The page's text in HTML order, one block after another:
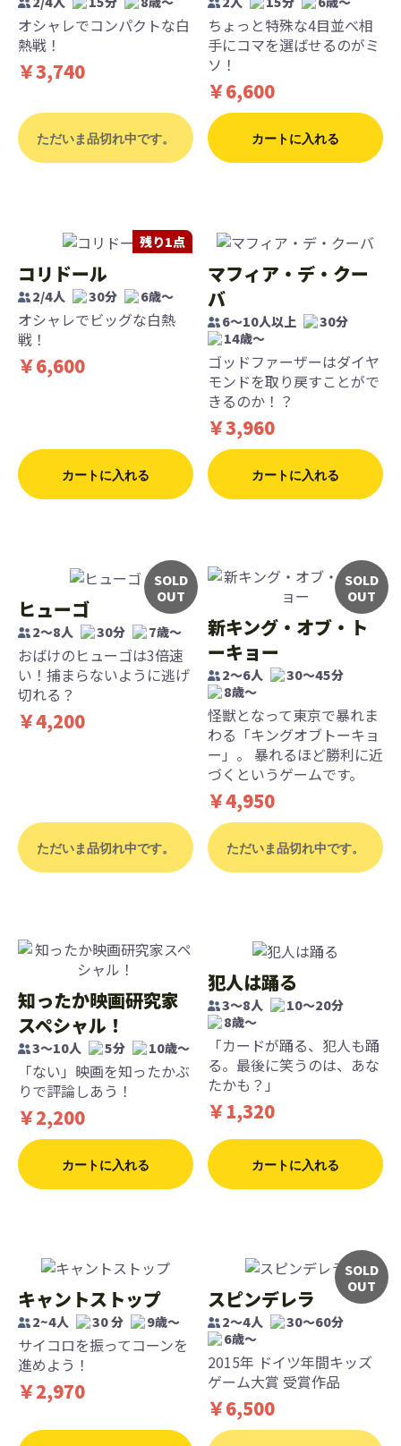
オシャレでコンパクトな白
熱戦！
￥3,740
ただいま品切れ中です。
ちょっと特殊な4目並べ相
手にコマを選ばせるのがミ
ソ！
￥6,600
カートに入れる
残り1点
コリドール
2/4人 30分 6歳〜
オシャレでビッグな白熱
戦！
￥6,600
カートに入れる
マフィア・デ・クー
バ
6〜10人以上
30分
14歳〜
ゴッドファーザーはダイヤ
モンドを取り戻すことがで
きるのか！？
￥3,960
カートに入れる
SOLD
OUT
ヒューゴ
2〜8人 30分 7歳〜
おばけのヒューゴは3倍速
い！捕まらないように逃げ
切れる？
￥4,200
ただいま品切れ中です。
SOLD
OUT
新キング・オブ・ト
ーキョー
2〜6人
30〜45分
8歳〜
怪獣となって東京で暴れま
わる「キングオブトーキョ
ー」。 暴れるほど勝利に近
づくというゲームです。
￥4,950
ただいま品切れ中です。
知ったか映画研究家
スペシャル！
3〜10人 5分 10歳〜
「ない」映画を知ったかぶ
りで評論しあう！
￥2,200
カートに入れる
犯人は踊る
3〜8人
10〜20分
8歳〜
「カードが踊る、犯人も踊
る。最後に笑うのは、あな
たかも？」
￥1,320
カートに入れる
キャントストップ
2~4人 30 分 9歳〜
サイコロを振ってコーンを
進めよう！
￥2,970
SOLD
OUT
スピンデレラ
2～4人
30～60分
6歳〜
2015年 ドイツ年間キッズ
ゲーム大賞 受賞作品
￥6,500